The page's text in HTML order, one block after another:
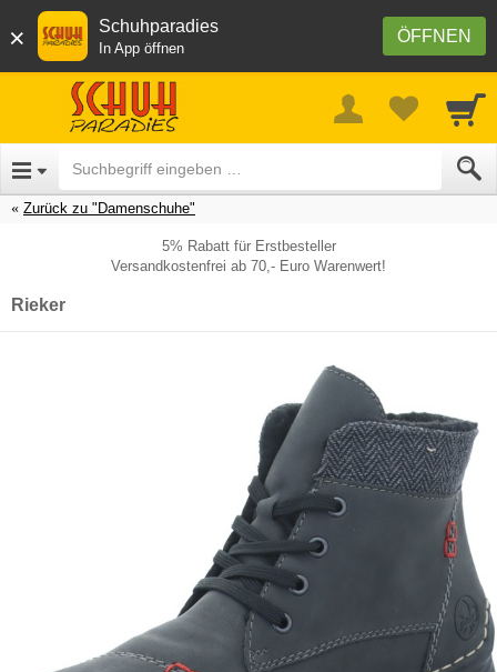
× ÖFFNEN
Schuhparadies
In App öffnen
Zurück zu "Damenschuhe"
5% Rabatt für Erstbesteller
Versandkostenfrei ab 70,- Euro Warenwert!
Rieker